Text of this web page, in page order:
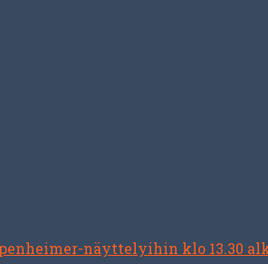
näyttelyihin klo 13.30